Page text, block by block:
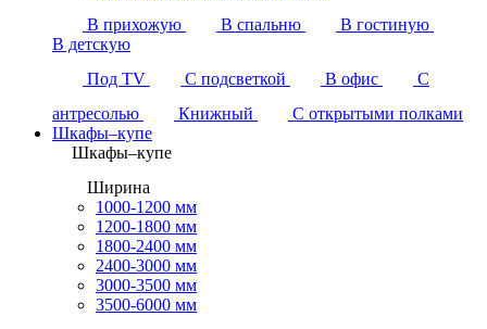
В прихожую
В спальню
В гостиную
В детскую
Под TV
С подсветкой В офис
С
антресолью
Книжный
С открытыми полками
Шкафы–купе
Шкафы–купе
Ширина
1000-1200 мм
1200-1800 мм
1800-2400 мм
2400-3000 мм
3000-3500 мм
3500-6000 мм